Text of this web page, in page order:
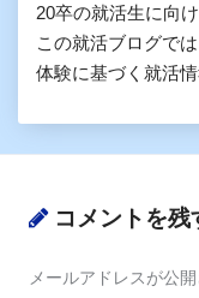
20卒の就活生に向
この就活ブログで
体験に基づく就活
コメントを残
メールアドレスが公